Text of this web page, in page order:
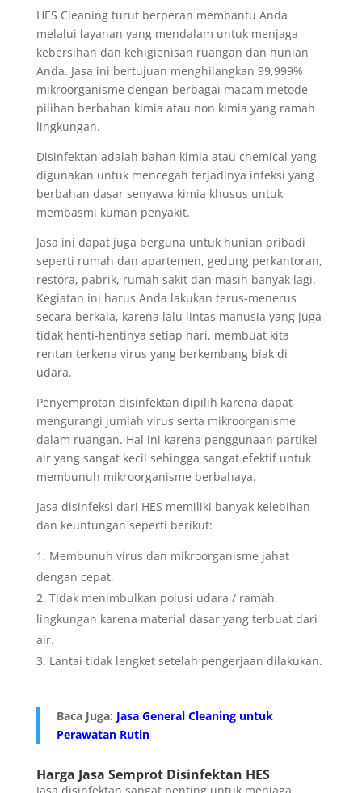
HES Cleaning turut berperan membantu Anda
melalui layanan yang mendalam untuk menjaga
kebersihan dan kehigienisan ruangan dan hunian
Anda. Jasa ini bertujuan menghilangkan 99,999%
mikroorganisme dengan berbagai macam metode
pilihan berbahan kimia atau non kimia yang ramah
lingkungan.
Disinfektan adalah bahan kimia atau chemical yang
digunakan untuk mencegah terjadinya infeksi yang
berbahan dasar senyawa kimia khusus untuk
membasmi kuman penyakit.
Jasa ini dapat juga berguna untuk hunian pribadi
seperti rumah dan apartemen, gedung perkantoran,
restora, pabrik, rumah sakit dan masih banyak lagi.
Kegiatan ini harus Anda lakukan terus-menerus
secara berkala, karena lalu lintas manusia yang juga
tidak henti-hentinya setiap hari, membuat kita
rentan terkena virus yang berkembang biak di
udara.
Penyemprotan disinfektan dipilih karena dapat
mengurangi jumlah virus serta mikroorganisme
dalam ruangan. Hal ini karena penggunaan partikel
air yang sangat kecil sehingga sangat efektif untuk
membunuh mikroorganisme berbahaya.
Jasa disinfeksi dari HES memiliki banyak kelebihan
dan keuntungan seperti berikut:
Membunuh virus dan mikroorganisme jahat
dengan cepat.
Tidak menimbulkan polusi udara / ramah
lingkungan karena material dasar yang terbuat dari
air.
Lantai tidak lengket setelah pengerjaan dilakukan.
Baca Juga: Jasa General Cleaning untuk
Perawatan Rutin
Harga Jasa Semprot Disinfektan HES